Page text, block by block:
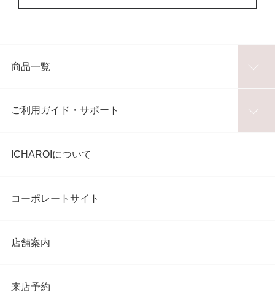
商品一覧
ご利用ガイド・サポート
ICHAROIについて
コーポレートサイト
店舗案内
来店予約